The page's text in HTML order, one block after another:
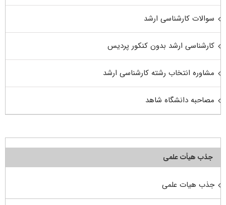
سوالات کارشناسی ارشد
کارشناسی ارشد بدون کنکور پردیس
مشاوره انتخاب رشته کارشناسی ارشد
مصاحبه دانشگاه شاهد
جذب هیأت علمی
جذب هیات علمی